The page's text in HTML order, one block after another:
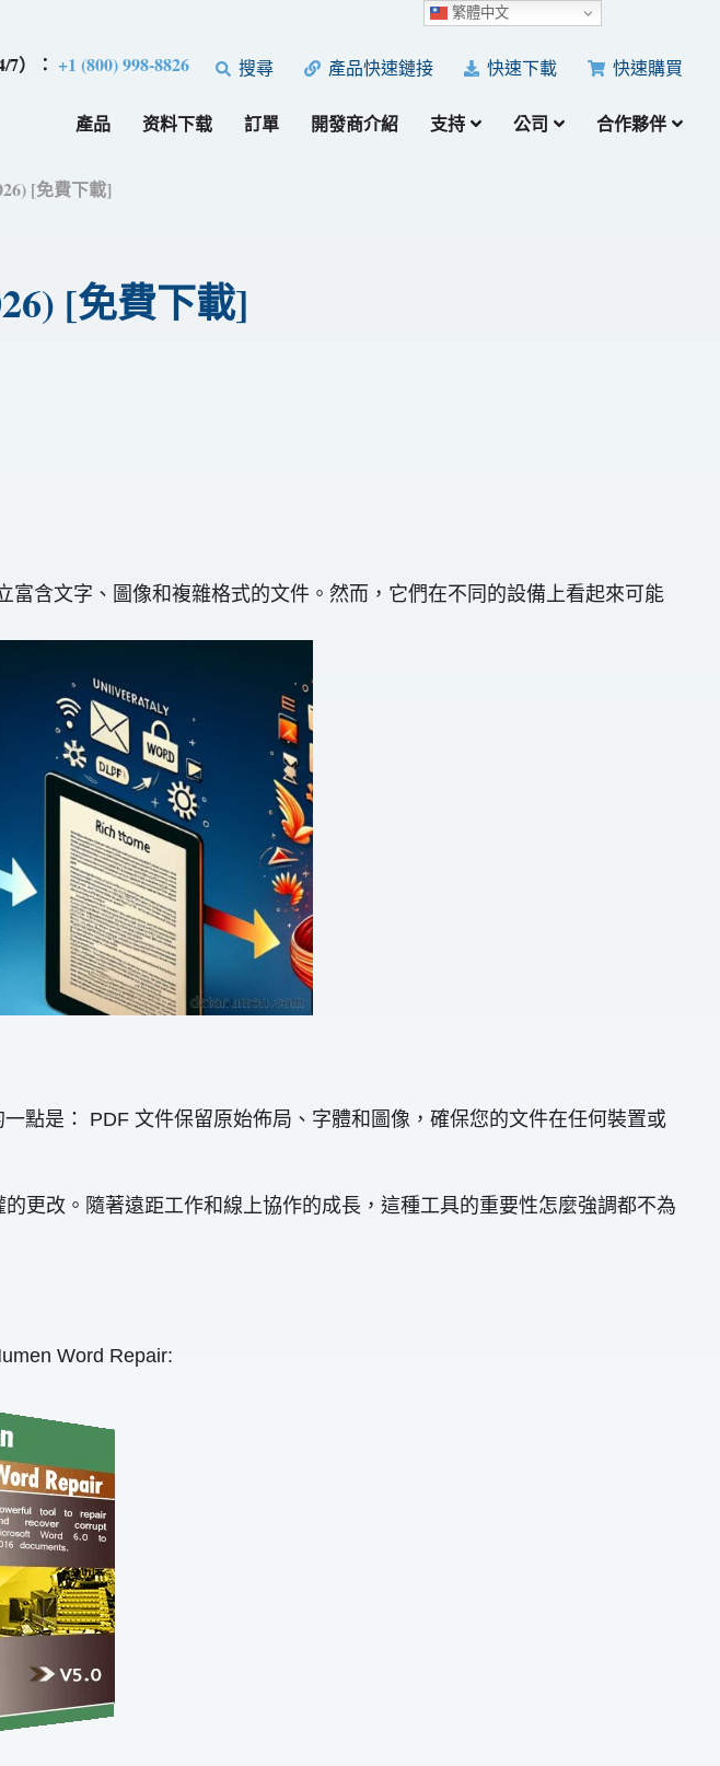
7）：+1 (800) 998-8826 搜尋 產品快速鏈接 快速下載 快速購買
產品 资料下载 訂單 開發商介紹 支持 公司 合作夥伴
[免費下載]
[免費下載]
含文字、圖像和複雜格式的文件。然而，它們在不同的設備上看起來可能
點是： PDF 文件保留原始佈局、字體和圖像，確保您的文件在任何裝置或
更改。隨著遠距工作和線上協作的成長，這種工具的重要性怎麼強調都不為
Word Repair:
繁體中文